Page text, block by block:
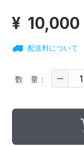
¥ 10,000
配送料について
数 量：